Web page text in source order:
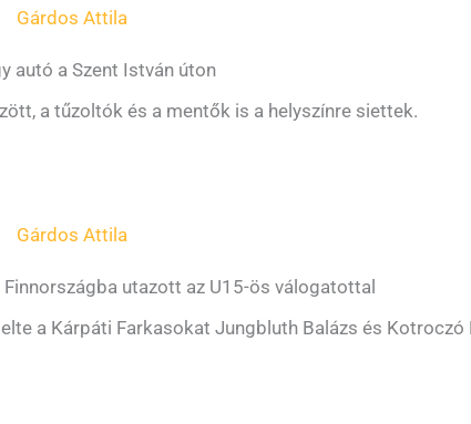
Gárdos Attila
autó a Szent István úton
a tűzoltók és a mentők is a helyszínre siettek.
Gárdos Attila
utazott az U15-ös válogatottal
a Kárpáti Farkasokat Jungbluth Balázs és Kotroczó